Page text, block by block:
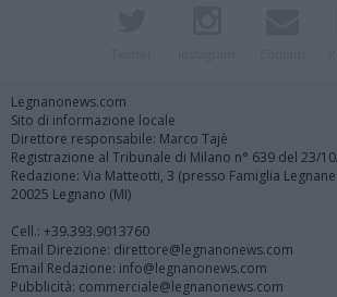
Legnanonews.com
Sito di informazione locale
Direttore responsabile: Marco Tajè
Registrazione al Tribunale di Milano n° 639 del 23/
Redazione: Via Matteotti, 3 (presso Famiglia
20025 Legnano (MI)
Cell.: +39.393.9013760
Email Direzione: direttore@legnanonews.com
Email Redazione: info@legnanonews.com
Pubblicità: commerciale@legnanonews.com